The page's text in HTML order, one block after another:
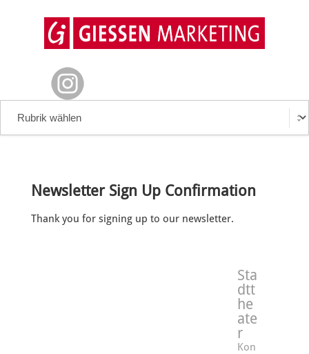
Newsletter Sign Up Confirmation
Thank you for signing up to our newsletter.
Sta
dtt
he
ate
r
Kon